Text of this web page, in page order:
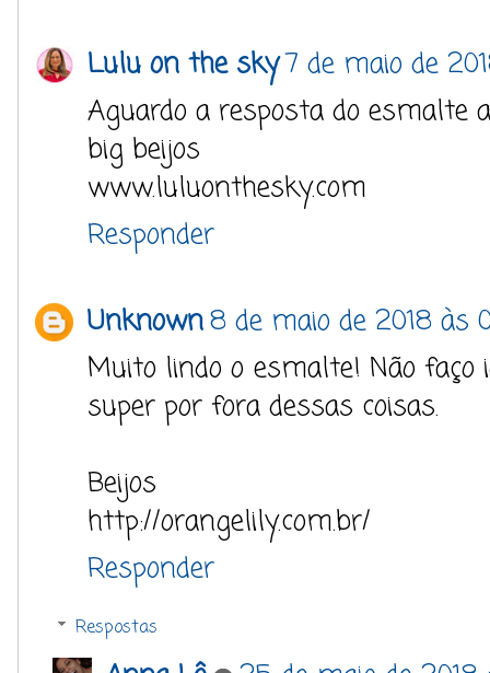
Lulu on the sky7 de maio de
Aguardo a resposta do esmalte
big beijos
www.luluonthesky.com
Responder
Unknown8 de maio de 2018 às
Muito lindo o esmalte! Não faço
super por fora dessas coisas.
Beijos
http://orangelily.com.br/
Responder
Respostas